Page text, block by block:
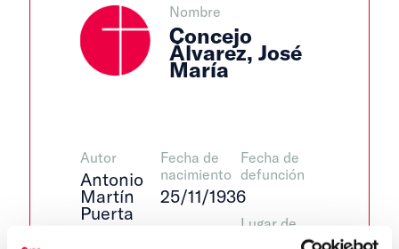
Nombre
Concejo
Álvarez, José
María
Autor
Antonio
Martín
Puerta
Fecha de
nacimiento
25/11/1936
Fecha de
defunción
Lugar de
defunción